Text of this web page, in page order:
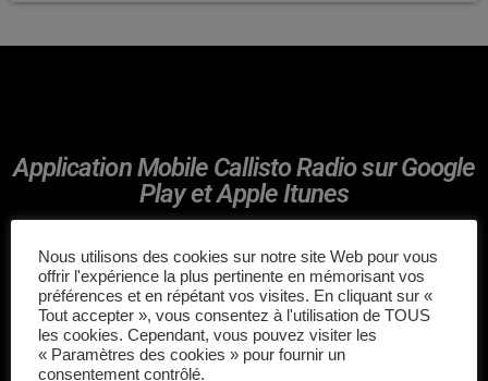
CATÉGORIES
Callisto concerts
DJ
Dream Trance
Application Mobile Callisto Radio sur Google
Play et Apple Itunes
ÉPISODES DE PODCAST
Nous utilisons des cookies sur notre site Web pour vous
offrir l'expérience la plus pertinente en mémorisant vos
préférences et en répétant vos visites. En cliquant sur «
Tout accepter », vous consentez à l'utilisation de TOUS
les cookies. Cependant, vous pouvez visiter les
« Paramètres des cookies » pour fournir un
consentement contrôlé.